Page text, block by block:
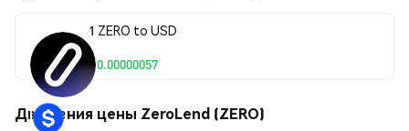
1 ZERO to USD
$0.00000057
Движения цены ZeroLend (ZERO)